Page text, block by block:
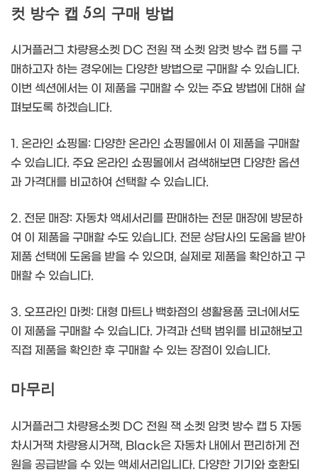
컷 방수 캡 5의 구매 방법
시거플러그 차량용소켓 DC 전원 잭 소켓 암컷 방수 캡 5를 구
매하고자 하는 경우에는 다양한 방법으로 구매할 수 있습니다.
이번 섹션에서는 이 제품을 구매할 수 있는 주요 방법에 대해 살
펴보도록 하겠습니다.
1. 온라인 쇼핑몰: 다양한 온라인 쇼핑몰에서 이 제품을 구매할
수 있습니다. 주요 온라인 쇼핑몰에서 검색해보면 다양한 옵션
과 가격대를 비교하여 선택할 수 있습니다.
2. 전문 매장: 자동차 액세서리를 판매하는 전문 매장에 방문하
여 이 제품을 구매할 수도 있습니다. 전문 상담사의 도움을 받아
제품 선택에 도움을 받을 수 있으며, 실제로 제품을 확인하고 구
매할 수 있습니다.
3. 오프라인 마켓: 대형 마트나 백화점의 생활용품 코너에서도
이 제품을 구매할 수 있습니다. 가격과 선택 범위를 비교해보고
직접 제품을 확인한 후 구매할 수 있는 장점이 있습니다.
마무리
시거플러그 차량용소켓 DC 전원 잭 소켓 암컷 방수 캡 5 자동
차시거잭 차량용시거잭, Black은 자동차 내에서 편리하게 전
원을 공급받을 수 있는 액세서리입니다. 다양한 기기와 호환되